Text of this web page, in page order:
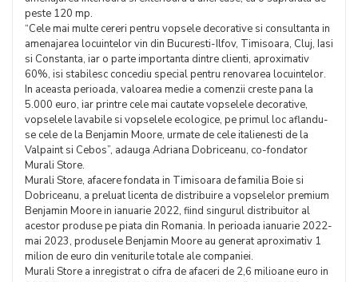
peste 120 mp.
“Cele mai multe cereri pentru vopsele decorative si consultanta in
amenajarea locuintelor vin din Bucuresti-Ilfov, Timisoara, Cluj, Iasi
si Constanta, iar o parte importanta dintre clienti, aproximativ
60%, isi stabilesc concediu special pentru renovarea locuintelor.
In aceasta perioada, valoarea medie a comenzii creste pana la
5.000 euro, iar printre cele mai cautate vopselele decorative,
vopselele lavabile si vopselele ecologice, pe primul loc aflandu-
se cele de la Benjamin Moore, urmate de cele italienesti de la
Valpaint si Cebos”, adauga Adriana Dobriceanu, co-fondator
Murali Store.
Murali Store, afacere fondata in Timisoara de familia Boie si
Dobriceanu, a preluat licenta de distribuire a vopselelor premium
Benjamin Moore in ianuarie 2022, fiind singurul distribuitor al
acestor produse pe piata din Romania. In perioada ianuarie 2022-
mai 2023, produsele Benjamin Moore au generat aproximativ 1
milion de euro din veniturile totale ale companiei.
Murali Store a inregistrat o cifra de afaceri de 2,6 milioane euro in